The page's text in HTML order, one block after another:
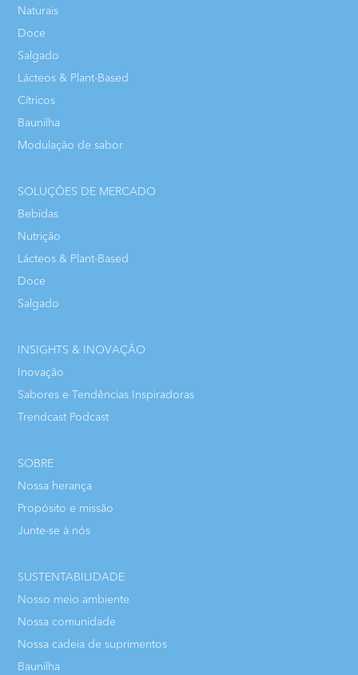
Naturais
Doce
Salgado
Lácteos & Plant-Based
Cítricos
Baunilha
Modulação de sabor
SOLUÇÕES DE MERCADO
Bebidas
Nutrição
Lácteos & Plant-Based
Doce
Salgado
INSIGHTS & INOVAÇÃO
Inovação
Sabores e Tendências Inspiradoras
Trendcast Podcast
SOBRE
Nossa herança
Propósito e missão
Junte-se à nós
SUSTENTABILIDADE
Nosso meio ambiente
Nossa comunidade
Nossa cadeia de suprimentos
Baunilha